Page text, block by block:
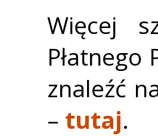
Więcej
znaleźć
– tutaj.